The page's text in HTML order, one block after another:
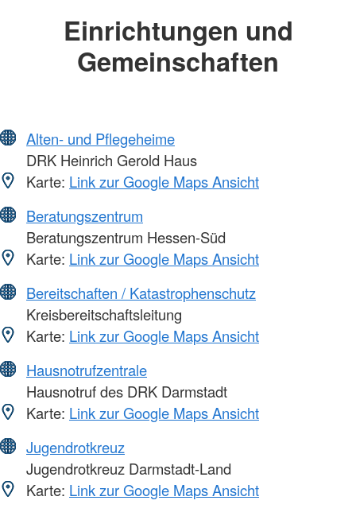
Einrichtungen und
Gemeinschaften
Alten- und Pflegeheime
DRK Heinrich Gerold Haus
Karte: Link zur Google Maps Ansicht
Beratungszentrum
Beratungszentrum Hessen-Süd
Karte: Link zur Google Maps Ansicht
Bereitschaften / Katastrophenschutz
Kreisbereitschaftsleitung
Karte: Link zur Google Maps Ansicht
Hausnotrufzentrale
Hausnotruf des DRK Darmstadt
Karte: Link zur Google Maps Ansicht
Jugendrotkreuz
Jugendrotkreuz Darmstadt-Land
Karte: Link zur Google Maps Ansicht